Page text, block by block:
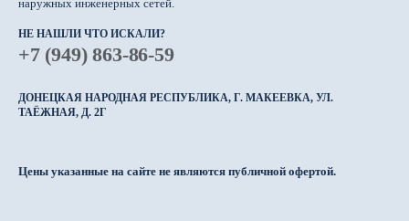
наружных инженерных сетей.
НЕ НАШЛИ ЧТО ИСКАЛИ?
+7 (949) 863-86-59
ДОНЕЦКАЯ НАРОДНАЯ РЕСПУБЛИКА, Г. МАКЕЕВКА, УЛ.
ТАЁЖНАЯ, Д. 2Г
Цены указанные на сайте не являются публичной офертой.